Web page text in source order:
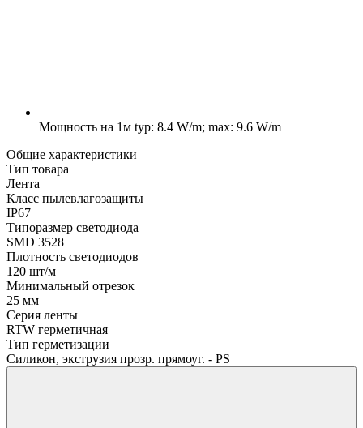
Мощность на 1м typ: 8.4 W/m; max: 9.6 W/m
Общие характеристики
Тип товара
Лента
Класс пылевлагозащиты
IP67
Типоразмер светодиода
SMD 3528
Плотность светодиодов
120 шт/м
Минимальный отрезок
25 мм
Серия ленты
RTW герметичная
Тип герметизации
Силикон, экструзия прозр. прямоуг. - PS